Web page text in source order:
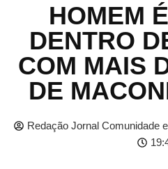
HOMEM
DENTRO
COM MAIS
DE
Redação Jornal Comunidade